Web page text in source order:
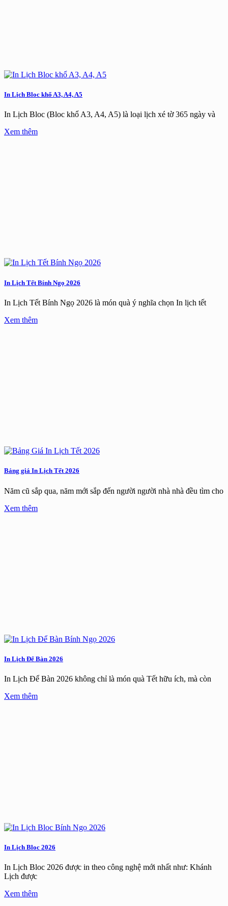
In Lịch Bloc khổ A3, A4, A5
In Lịch Bloc (Bloc khổ A3, A4, A5) là loại lịch xé tờ 365 ngày và
Xem thêm
In Lịch Tết Bính Ngọ 2026
In Lịch Tết Bính Ngọ 2026 là món quà ý nghĩa chọn In lịch tết
Xem thêm
Bảng giá In Lịch Tết 2026
Năm cũ sắp qua, năm mới sắp đến người người nhà nhà đều tìm cho
Xem thêm
In Lịch Để Bàn 2026
In Lịch Để Bàn 2026 không chỉ là món quà Tết hữu ích, mà còn
Xem thêm
In Lịch Bloc 2026
In Lịch Bloc 2026 được in theo công nghệ mới nhất như: Khánh
Lịch được
Xem thêm